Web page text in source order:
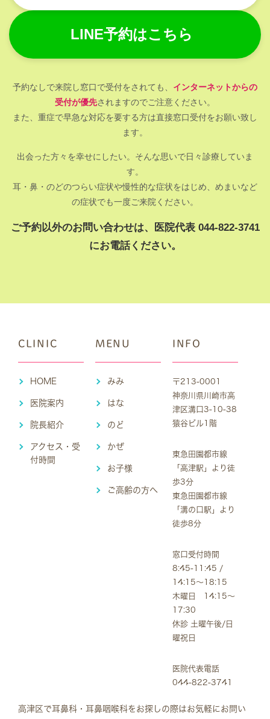
LINE予約はこちら
予約なしで来院し窓口で受付をされても、 インターネットからの
受付が優先されますのでご注意ください。
また、重症で早急な対応を要する方は直接窓口受付をお願い致し
ます。
出会った方々を幸せにしたい。そんな思いで日々診療していま
す。
耳・鼻・のどのつらい症状や慢性的な症状をはじめ、めまいなど
の症状でも一度ご来院ください。
ご予約以外のお問い合わせは、医院代表 044-822-3741
にお電話ください。
CLINIC
HOME
医院案内
院長紹介
アクセス・受
付時間
MENU
みみ
はな
のど
かぜ
お子様
ご高齢の方へ
INFO
〒213-0001
神奈川県川崎市高
津区溝口3-10-38
猿谷ビル1階
東急田園都市線
「高津駅」より徒
歩3分
東急田園都市線
「溝の口駅」より
徒歩8分
窓口受付時間
8:45-11:45 /
14:15～18:15
木曜日 14:15～
17:30
休診 土曜午後/日
曜祝日
医院代表電話
044-822-3741
高津区で耳鼻科・耳鼻咽喉科をお探しの際はお気軽にお問い